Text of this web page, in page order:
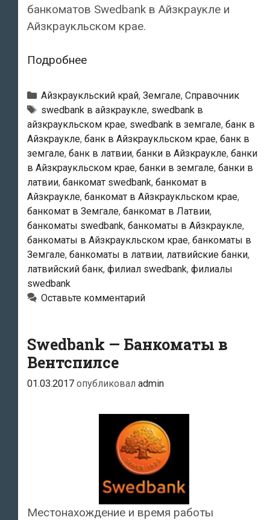
банкоматов Swedbank в Айзкраукле и
Айзкраукльском крае.
ПодробнееSwedbank
Банкоматы
в
Айзкраукле
Рубрики
Айзкраукльский край, Земгале, Справочник
Тэги
swedbank в айзкраукле, swedbank в
айзкраукльском крае, swedbank в земгале, банк в
Айзкраукле, банк в Айзкраукльском крае, банк в
земгале, банк в латвии, банки в Айзкраукле, банки
в Айзкраукльском крае, банки в земгале, банки в
латвии, банкомат swedbank, банкомат в
Айзкраукле, банкомат в Айзкраукльском крае,
банкомат в Земгале, банкомат в Латвии,
банкоматы swedbank, банкоматы в Айзкраукле,
банкоматы в Айзкраукльском крае, банкоматы в
Земгале, банкоматы в латвии, латвийские банки,
латвийский банк, филиал swedbank, филиалы
swedbank
Оставьте комментарий
Swedbank — Банкоматы в
Вентспилсе
01.03.2017 опубликовал admin
Местонахождение и время работы